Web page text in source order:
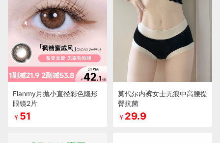
Flanmy月抛小直径彩色隐形
眼镜2片
￥ 51
莫代尔内裤女士无痕中高腰提
臀抗菌
￥ 29.9